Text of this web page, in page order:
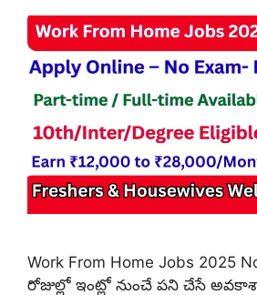
Work From Home Jobs 2025
రోజుల్లో ఇంట్లో నుంచే పని చేసే